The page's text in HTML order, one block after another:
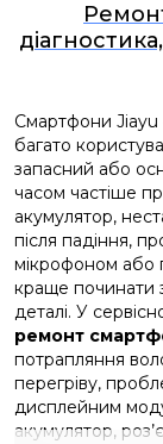
Смартфони Jiayu
багато
запасний або
часом частіше
акумулятор,
після падіння,
мікрофоном або
краще починати
деталі. У
ремонт
потрапляння
перегріву,
дисплейним
акумулятор,